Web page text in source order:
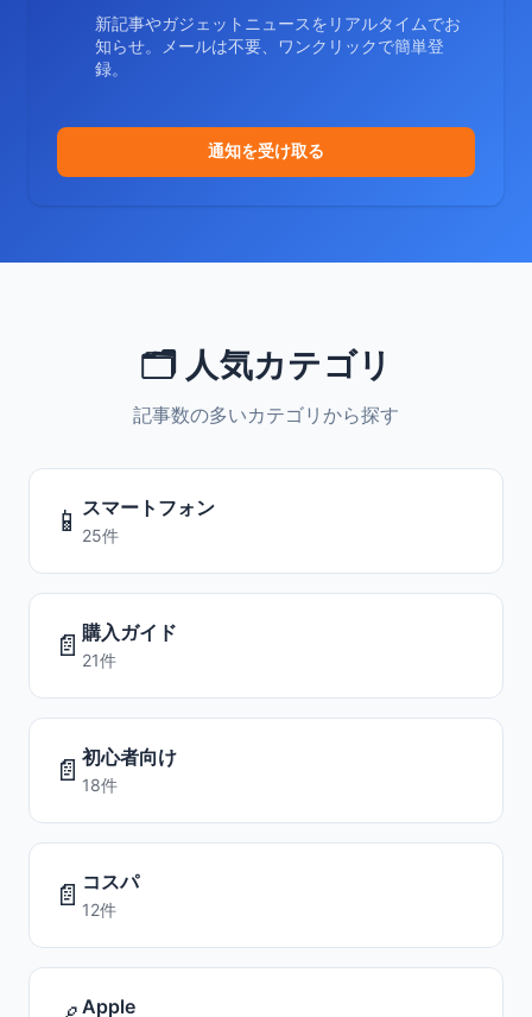
新記事やガジェットニュースをリアルタイムでお
知らせ。メールは不要、ワンクリックで簡単登
録。
通知を受け取る
🗂️ 人気カテゴリ
記事数の多いカテゴリから探す
📱 スマートフォン
25件
📄 購入ガイド
21件
📄 初心者向け
18件
📄 コスパ
12件
Apple